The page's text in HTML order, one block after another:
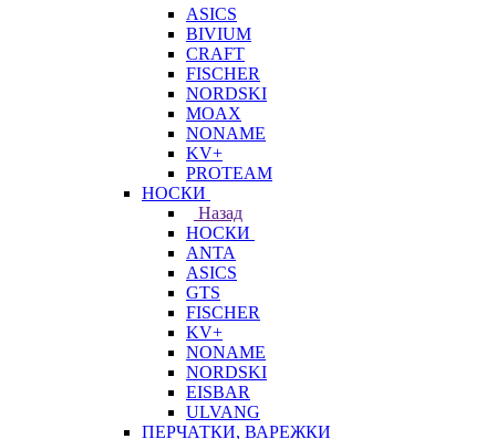
ASICS
BIVIUM
CRAFT
FISCHER
NORDSKI
MOAX
NONAME
KV+
PROTEAM
НОСКИ
Назад
НОСКИ
ANTA
ASICS
GTS
FISCHER
KV+
NONAME
NORDSKI
EISBAR
ULVANG
ПЕРЧАТКИ, ВАРЕЖКИ